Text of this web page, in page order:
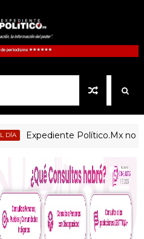
Expediente Político.Mx no 1126